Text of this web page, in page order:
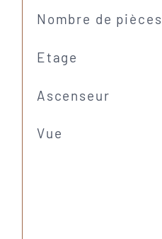
Nombre de pièces
Etage
Ascenseur
Vue